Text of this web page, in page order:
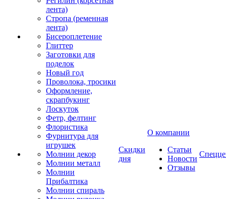
лента)
Стропа (ременная
лента)
Бисероплетение
Глиттер
Заготовки для
поделок
Новый год
Проволока, тросики
Оформление,
скрапбукинг
Лоскуток
Фетр, фелтинг
Флористика
Фурнитура для
игрушек
Молнии декор
Молнии металл
Молнии
Прибалтика
Молнии спираль
Скидки
дня
О компании
Статьи
Новости
Отзывы